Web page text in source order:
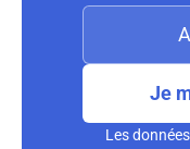
Je
Les